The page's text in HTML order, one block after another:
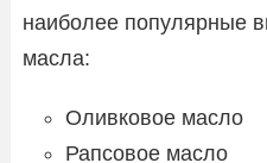
наиболее популярные
масла:
Оливковое масло
Рапсовое масло